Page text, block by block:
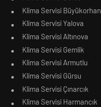
Klima Servisi Büyükorhan
Klima Servisi Yalova
Klima Servisi Altınova
Klima Servisi Gemlik
Klima Servisi Armutlu
Klima Servisi Gürsu
Klima Servisi Çınarcık
Klima Servisi Harmancık